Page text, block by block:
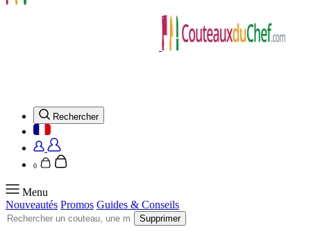
Rechercher
0
Menu
Nouveautés Promos Guides & Conseils
Supprimer